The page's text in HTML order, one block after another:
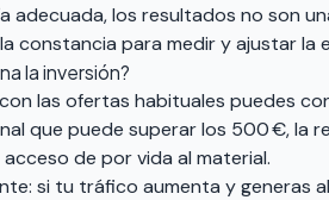
adecuada, los resultados no son
constancia para medir y ajustar la
la inversión?
las ofertas habituales puedes
que puede superar los 500 €, la
de por vida al material.
si tu tráfico aumenta y generas